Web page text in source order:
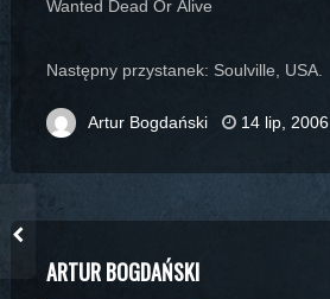
Wanted Dead Or Alive
Następny przystanek: Soulville, USA.
Artur Bogdański 14 lip, 2006
ARTUR BOGDAŃSKI